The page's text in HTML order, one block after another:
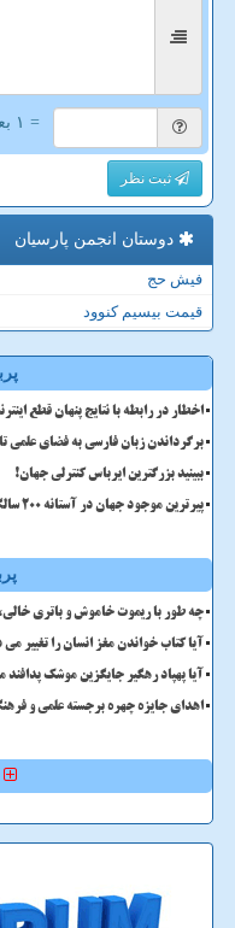
= ۱ بعلاوه ۵
ثبت نظر
دوستان انجمن پارسیان
فیش حج
قیمت بیسیم کنوود
اخطار در رابطه با نتایج پنهان قطع
برگرداندن زبان فارسی به فضای علمی
ببینید بزرگترین ایرباس کنترلی جهان!
پیرترین موجود جهان در آستانه ۲۰۰ سالگی خبرساز شد
چه طور با ریموت خاموش و باتری
آیا کتاب خواندن مغز انسان را تغییر
آیا پهپاد رهگیر جایگزین موشک پدافند
اهدای جایزه چهره برجسته علمی و